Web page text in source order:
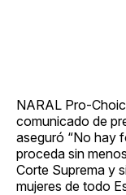
NARAL Pro-
comunicado de
aseguró “No hay
proceda sin
Corte Suprema y
mujeres de todo